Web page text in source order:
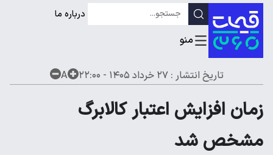
درباره ما
تاریخ انتشار :۲۷ خرداد ۱۴۰۵ - ۲۲:۰۰ A
زمان افزایش اعتبار کالابرگ
مشخص شد